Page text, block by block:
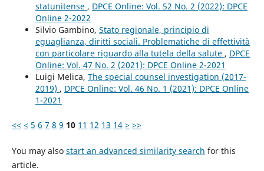
statunitense , DPCE Online: Vol. 52 No. 2 (2022): DPCE
Online 2-2022
Silvio Gambino, Stato regionale, principio di
eguaglianza, diritti sociali. Problematiche di effettività
con particolare riguardo alla tutela della salute , DPCE
Online: Vol. 47 No. 2 (2021): DPCE Online 2-2021
Luigi Melica, The special counsel investigation (2017-
2019) , DPCE Online: Vol. 46 No. 1 (2021): DPCE Online
1-2021
<< < 5 6 7 8 9 10 11 12 13 14 > >>
You may also start an advanced similarity search for this
article.